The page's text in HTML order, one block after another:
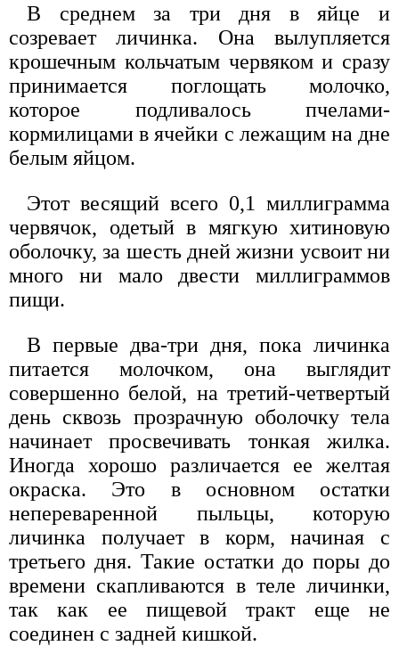
В среднем за три дня в яйце и
созревает личинка. Она вылупляется
крошечным кольчатым червяком и сразу
принимается поглощать молочко,
которое подливалось пчелами-
кормилицами в ячейки с лежащим на дне
белым яйцом.
Этот весящий всего 0,1 миллиграмма
червячок, одетый в мягкую хитиновую
оболочку, за шесть дней жизни усвоит ни
много ни мало двести миллиграммов
пищи.
В первые два-три дня, пока личинка
питается молочком, она выглядит
совершенно белой, на третий-четвертый
день сквозь прозрачную оболочку тела
начинает просвечивать тонкая жилка.
Иногда хорошо различается ее желтая
окраска. Это в основном остатки
непереваренной пыльцы, которую
личинка получает в корм, начиная с
третьего дня. Такие остатки до поры до
времени скапливаются в теле личинки,
так как ее пищевой тракт еще не
соединен с задней кишкой.